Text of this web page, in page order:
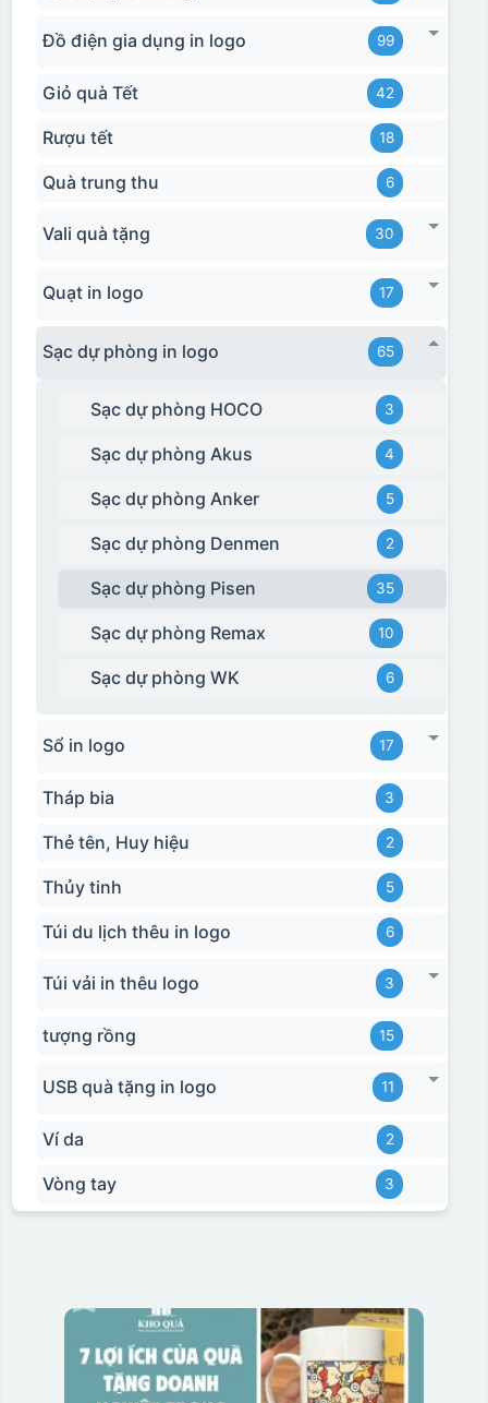
Đồ điện gia dụng in logo 99
Giỏ quà Tết 42
Rượu tết 18
Quà trung thu 6
Vali quà tặng 30
Quạt in logo 17
Sạc dự phòng in logo 65
Sạc dự phòng HOCO 3
Sạc dự phòng Akus 4
Sạc dự phòng Anker 5
Sạc dự phòng Denmen 2
Sạc dự phòng Pisen 35
Sạc dự phòng Remax 10
Sạc dự phòng WK 6
Sổ in logo 17
Tháp bia 3
Thẻ tên, Huy hiệu 2
Thủy tinh 5
Túi du lịch thêu in logo 6
Túi vải in thêu logo 3
tượng rồng 15
USB quà tặng in logo 11
Ví da 2
Vòng tay 3